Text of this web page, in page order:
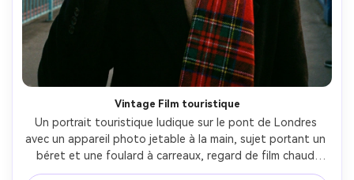
Vintage Film touristique
Un portrait touristique ludique sur le pont de Londres
avec un appareil photo jetable à la main, sujet portant un
béret et une foulard à carreaux, regard de film chaud
légèrement décoloré, grain doux, reflets doux, tourné